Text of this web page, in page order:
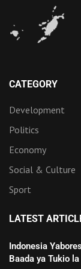
CATEGORY
Development
Politics
Economy
Social & Culture
Sport
LATEST
Indonesia
Baada ya Tukio